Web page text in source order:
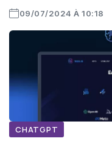
09/07/2024 À 10:18
CHATGPT